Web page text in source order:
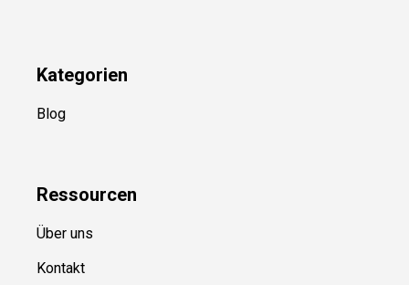
Kategorien
Blog
Ressourcen
Über uns
Kontakt